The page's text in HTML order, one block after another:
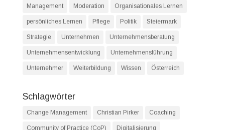
Management Moderation Organisationales Lernen
persönliches Lernen Pflege Politik Steiermark
Strategie Unternehmen Unternehmensberatung
Unternehmensentwicklung Unternehmensführung
Unternehmer Weiterbildung Wissen Österreich
Schlagwörter
Change Management Christian Pirker Coaching
Community of Practice (CoP) Digitalisierung